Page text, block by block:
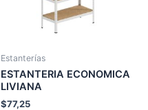
Estanterías
ESTANTERIA ECONOMICA
LIVIANA
$77,25